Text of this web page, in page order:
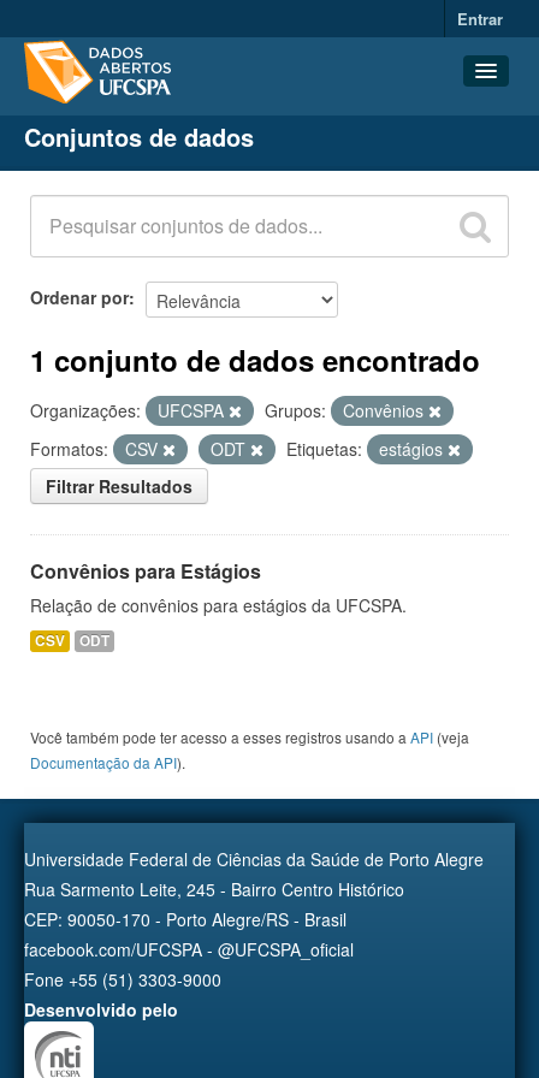
Entrar
Conjuntos de dados
Organizações
Grupos
Sobre
Conjuntos de dados
Ordenar por
1 conjunto de dados encontrado
Organizações: UFCSPA Grupos:
Convênios
Formatos:
CSV ODT Etiquetas:
estágios
Filtrar Resultados
Convênios para Estágios
Relação de convênios para estágios da UFCSPA.
CSV ODT
Você também pode ter acesso a esses registros usando a API (veja
Documentação da API).
Universidade Federal de Ciências da Saúde de Porto Alegre
Rua Sarmento Leite, 245 - Bairro Centro Histórico
CEP: 90050-170 - Porto Alegre/RS - Brasil
facebook.com/UFCSPA - @UFCSPA_oficial
Fone +55 (51) 3303-9000
Desenvolvido pelo